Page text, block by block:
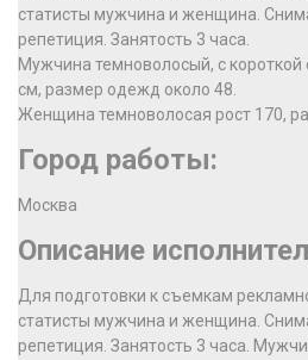
статисты мужчина и женщина.
репетиция. Занятость 3 часа.
Мужчина темноволосый, с короткой
см, размер одежд около 48.
Женщина темноволосая рост 170,
Город работы:
Москва
Описание
Для подготовки к съемкам
статисты мужчина и женщина.
репетиция. Занятость 3 часа.